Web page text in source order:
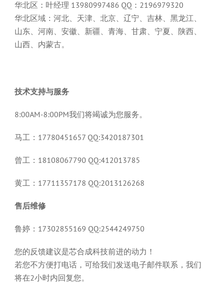
华北区：叶经理 13980997486 QQ：2196979320
华北区域：河北、天津、北京、辽宁、吉林、黑龙江、
山东、河南、安徽、新疆、青海、甘肃、宁夏、陕西、
山西、内蒙古。
技术支持与服务
8:00AM-8:00PM我们将竭诚为您服务。
马工：17780451657 QQ:3420187301
曾工：18108067790 QQ:412013785
黄工：17711357178 QQ:2013126268
售后维修
鲁婷：17302855169 QQ:2544249750
您的反馈建议是芯合成科技前进的动力！
若您不方便打电话，可给我们发送电子邮件联系，我们
将在2小时内回复您。